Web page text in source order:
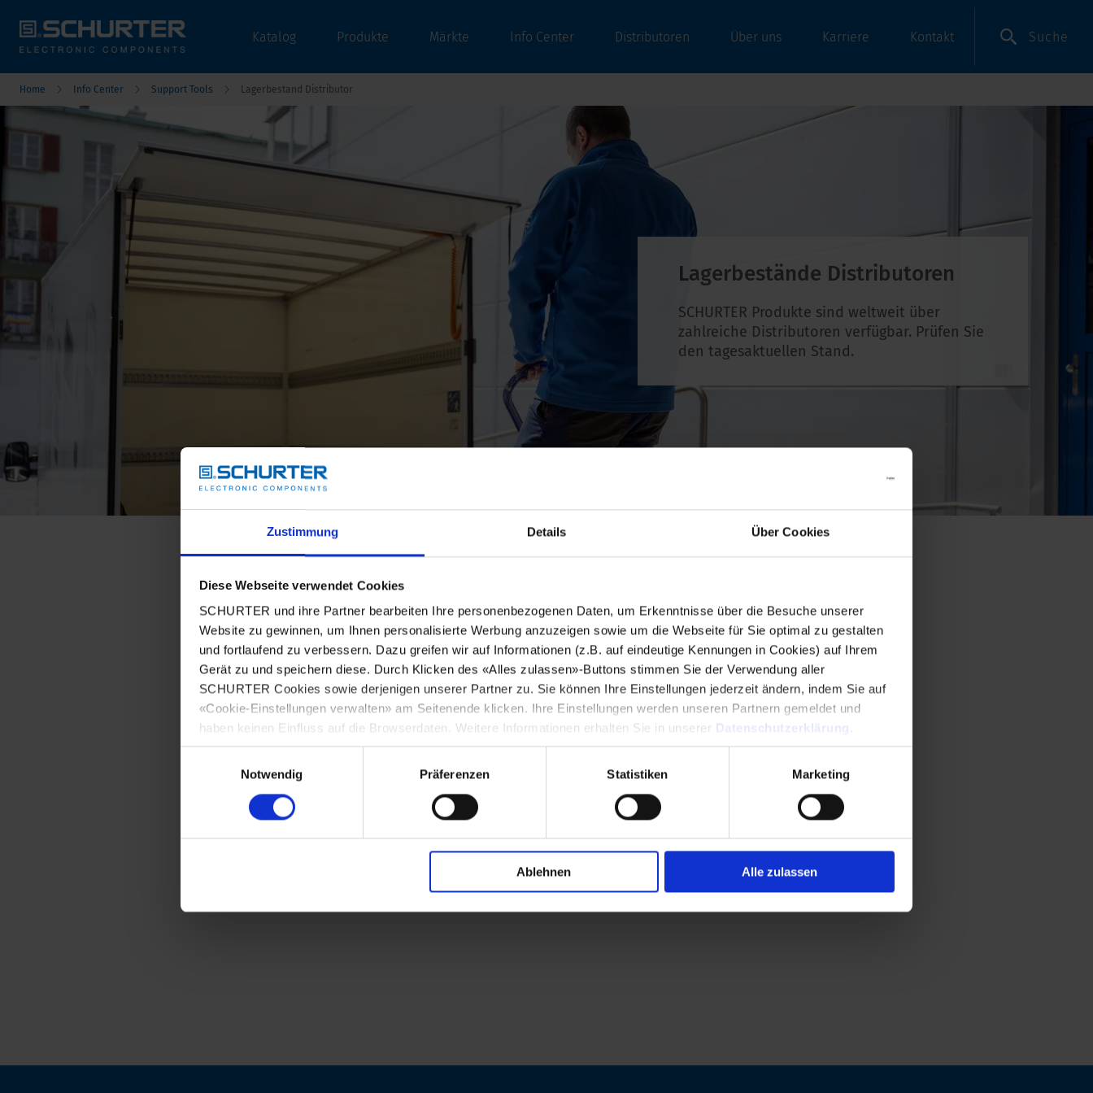
Zustimmung Details Über Cookies
Diese Webseite verwendet Cookies
SCHURTER und ihre Partner bearbeiten Ihre personenbezogenen Daten, um Erkenntnisse über die Besuche unserer
Website zu gewinnen, um Ihnen personalisierte Werbung anzuzeigen sowie um die Webseite für Sie optimal zu gestalten
und fortlaufend zu verbessern. Dazu greifen wir auf Informationen (z.B. auf eindeutige Kennungen in Cookies) auf Ihrem
Gerät zu und speichern diese. Durch Klicken des «Alles zulassen»-Buttons stimmen Sie der Verwendung aller
SCHURTER Cookies sowie derjenigen unserer Partner zu. Sie können Ihre Einstellungen jederzeit ändern, indem Sie auf
«Cookie-Einstellungen verwalten» am Seitenende klicken. Ihre Einstellungen werden unseren Partnern gemeldet und
haben keinen Einfluss auf die Browserdaten. Weitere Informationen erhalten Sie in unserer
Datenschutzerklärung
Notwendig
Präferenzen Statistiken Marketing
Ablehnen Alle zulassen
Katalog Produkte Märkte Info Center Distributoren Über uns Karriere Kontakt Suche
Home Info Center Support Tools Lagerbestand Distributor
Lagerbestände Distributoren
SCHURTER Produkte sind weltweit über
zahlreiche Distributoren verfügbar. Prüfen Sie
den tagesaktuellen Stand.